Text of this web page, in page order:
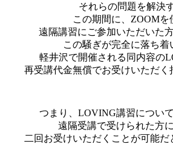
それらの問題を解決
この期間に、ZOOMを
遠隔講習にご参加いただいた
この騒ぎが完全に落ち着
軽井沢で開催される同内容の
再受講代金無償でお受けいただく
つまり、LOVING講習につい
遠隔受講で受けられた方
二回お受けいただくことが可能だ